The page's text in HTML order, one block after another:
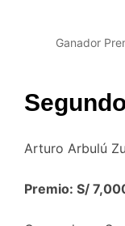
Ganador
Arturo Arbulú
Premio: S/